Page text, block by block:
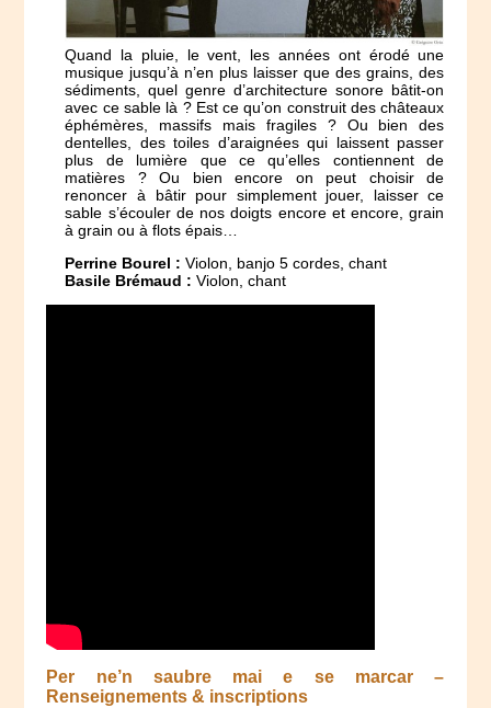
Quand la pluie, le vent, les années ont érodé une
musique jusqu’à n’en plus laisser que des grains, des
sédiments, quel genre d’architecture sonore bâtit-on
avec ce sable là ? Est ce qu’on construit des châteaux
éphémères, massifs mais fragiles ? Ou bien des
dentelles, des toiles d’araignées qui laissent passer
plus de lumière que ce qu’elles contiennent de
matières ? Ou bien encore on peut choisir de
renoncer à bâtir pour simplement jouer, laisser ce
sable s’écouler de nos doigts encore et encore, grain
à grain ou à flots épais…
Perrine Bourel : Violon, banjo 5 cordes, chant
Basile Brémaud :Violon, chant
Per ne’n saubre mai e se marcar –
Renseignements & inscriptions